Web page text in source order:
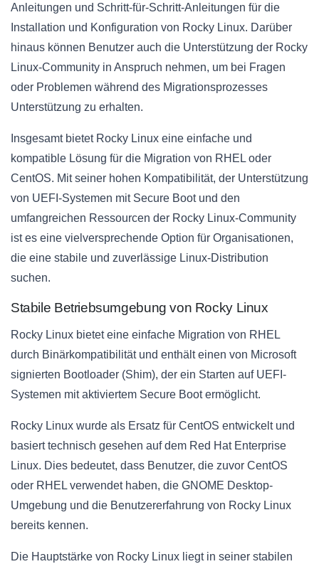
Anleitungen und Schritt-für-Schritt-Anleitungen für die
Installation und Konfiguration von Rocky Linux. Darüber
hinaus können Benutzer auch die Unterstützung der Rocky
Linux-Community in Anspruch nehmen, um bei Fragen
oder Problemen während des Migrationsprozesses
Unterstützung zu erhalten.
Insgesamt bietet Rocky Linux eine einfache und
kompatible Lösung für die Migration von RHEL oder
CentOS. Mit seiner hohen Kompatibilität, der Unterstützung
von UEFI-Systemen mit Secure Boot und den
umfangreichen Ressourcen der Rocky Linux-Community
ist es eine vielversprechende Option für Organisationen,
die eine stabile und zuverlässige Linux-Distribution
suchen.
Stabile Betriebsumgebung von Rocky Linux
Rocky Linux bietet eine einfache Migration von RHEL
durch Binärkompatibilität und enthält einen von Microsoft
signierten Bootloader (Shim), der ein Starten auf UEFI-
Systemen mit aktiviertem Secure Boot ermöglicht.
Rocky Linux wurde als Ersatz für CentOS entwickelt und
basiert technisch gesehen auf dem Red Hat Enterprise
Linux. Dies bedeutet, dass Benutzer, die zuvor CentOS
oder RHEL verwendet haben, die GNOME Desktop-
Umgebung und die Benutzererfahrung von Rocky Linux
bereits kennen.
Die Hauptstärke von Rocky Linux liegt in seiner stabilen